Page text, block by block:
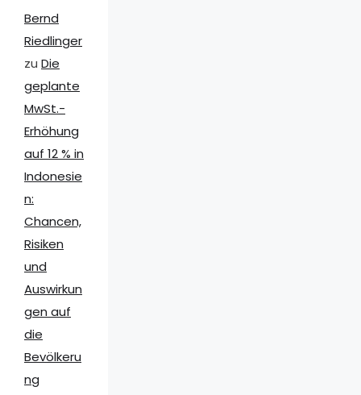
Bernd
Riedlinger
zu Die
geplante
MwSt.-
Erhöhung
auf 12 % in
Indonesie
n:
Chancen,
Risiken
und
Auswirkun
gen auf
die
Bevölkeru
ng